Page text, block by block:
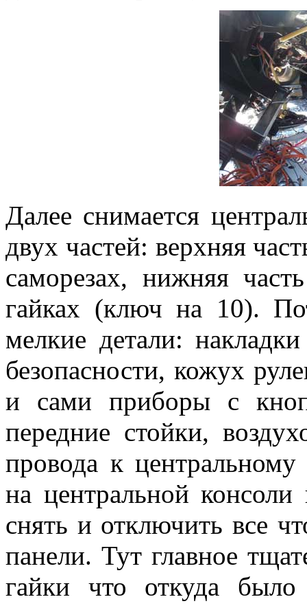
Далее снимается
двух частей: верхняя
саморезах, нижняя
гайках (ключ на 10).
мелкие детали:
безопасности, кожух
и сами приборы с
передние стойки,
провода к
на центральной
снять и отключить все
панели. Тут главное
гайки что откуда